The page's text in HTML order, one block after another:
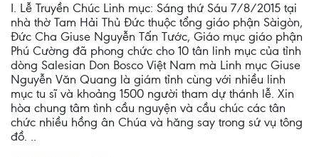
I. Lễ Truyền Chúc Linh mục: Sáng thứ Sáu 7/8/2015 tại
nhà thờ Tam Hải Thủ Đức thuộc tổng giáo phận Sàigòn,
Đức Cha Giuse Nguyễn Tấn Tước, Giáo mục giáo phận
Phú Cường đã phong chức cho 10 tân linh mục của tỉnh
dòng Salesian Don Bosco Việt Nam mà Linh mục Giuse
Nguyễn Văn Quang là giám tỉnh cùng với nhiều linh
mục tu sĩ và khoảng 1500 người tham dự thánh lễ. Xin
hòa chung tâm tình cầu nguyện và cầu chúc các tân
chức nhiều hồng ân Chúa và hăng say trong sứ vụ tông
đồ. ..